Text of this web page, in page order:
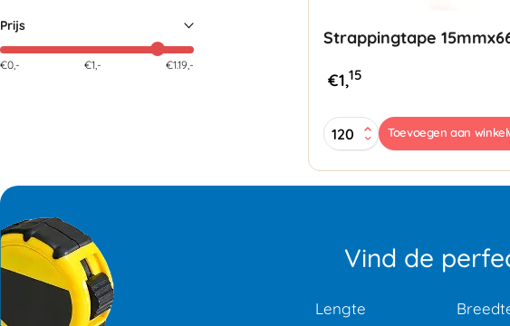
Prijs
€0,- €1 ,- €1.19,-
Strappingtape
€1,15
Strappingtape
15mmx66mtr
Oranje
Toevoegen aan
Vind de
Lengte